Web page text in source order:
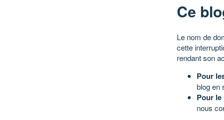
Ce
Le nom de
cette
rendant son
Pour
blog en
Pour
nous